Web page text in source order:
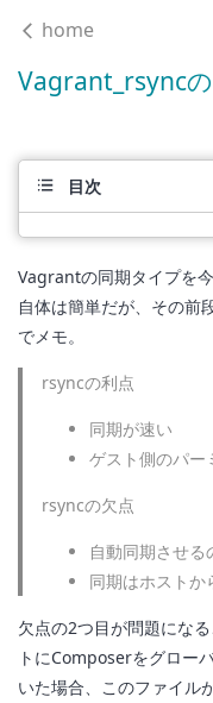
home
Vagrant_rsync
目次
Vagrantの同期タイプを
自体は簡単だが、その前
でメモ。
rsyncの利点
同期が速い
ゲスト側のパー
rsyncの欠点
自動同期させ
同期はホストか
欠点の2つ目が問題にな
トにComposerをグロー
いた場合、このファイル